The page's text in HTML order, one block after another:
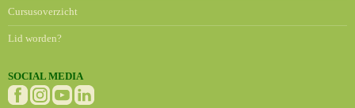
Cursusoverzicht
Lid worden?
SOCIAL MEDIA